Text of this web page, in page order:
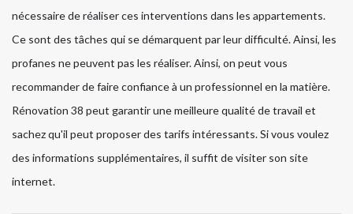
nécessaire de réaliser ces interventions dans les appartements.
Ce sont des tâches qui se démarquent par leur difficulté. Ainsi, les
profanes ne peuvent pas les réaliser. Ainsi, on peut vous
recommander de faire confiance à un professionnel en la matière.
Rénovation 38 peut garantir une meilleure qualité de travail et
sachez qu'il peut proposer des tarifs intéressants. Si vous voulez
des informations supplémentaires, il suffit de visiter son site
internet.